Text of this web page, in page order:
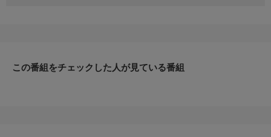
年経た今も作られる加賀毛針と加賀竿を訪ねた。＊出演者：菅原
この番組をチェックした人が見ている番組